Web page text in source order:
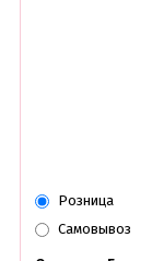
Розница
Самовывоз